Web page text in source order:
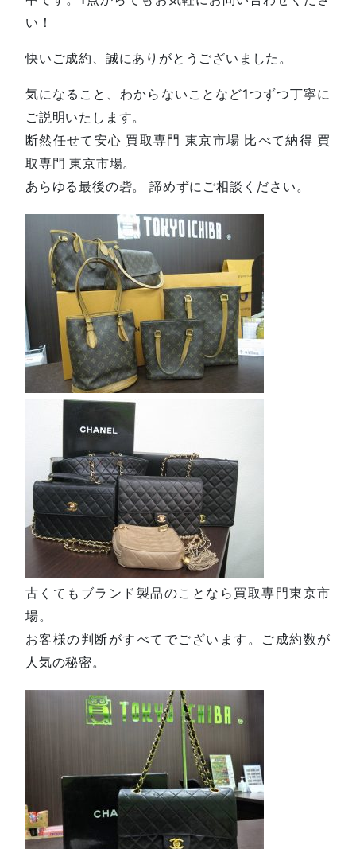
い！
快いご成約、誠にありがとうございました。
気になること、わからないことなど1つずつ丁寧に
ご説明いたします。
断然任せて安心 買取専門 東京市場 比べて納得 買
取専門 東京市場。
あらゆる最後の砦。 諦めずにご相談ください。
古くてもブランド製品のことなら買取専門東京市
場。
お客様の判断がすべてでございます。ご成約数が
人気の秘密。